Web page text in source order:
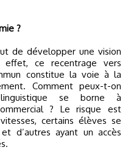
?
de développer une vision
effet, ce recentrage vers
constitue la voie à la
Comment peux-t-on
se borne à
? Le risque est
certains élèves se
d’autres ayant un accès